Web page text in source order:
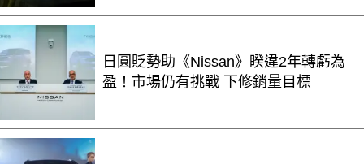
日圓貶勢助《Nissan》睽違2年轉虧為
盈！市場仍有挑戰 下修銷量目標